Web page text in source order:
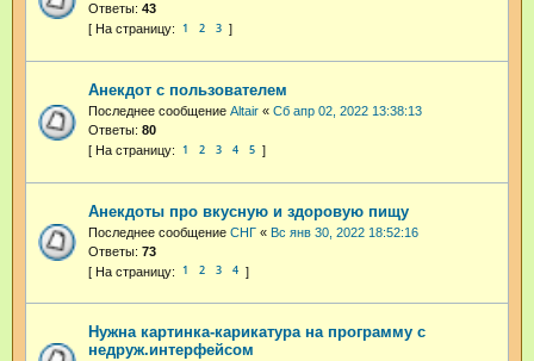
Ответы: 43
1 2 3
Анекдот с пользователем
Последнее сообщение Altair « Сб апр 02, 2022 13:38:13
Ответы: 80
1 2 3 4 5
Анекдоты про вкусную и здоровую пищу
Последнее сообщение СНГ « Вс янв 30, 2022 18:52:16
Ответы: 73
1 2 3 4
Нужна картинка-карикатура на программу с
недруж.интерфейсом